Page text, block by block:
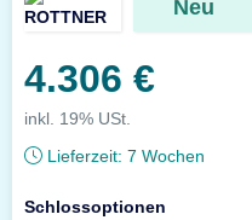
Neu
4.306 €
inkl. 19% USt.
Lieferzeit: 7 Wochen
Schlossoptionen